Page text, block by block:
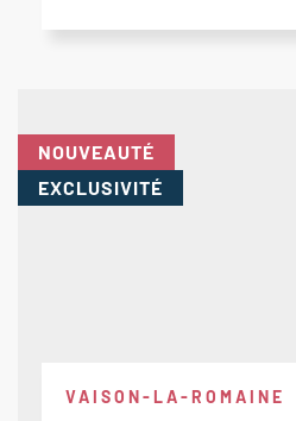
NOUVEAUTÉ
EXCLUSIVITÉ
VAISON-LA-ROMAINE